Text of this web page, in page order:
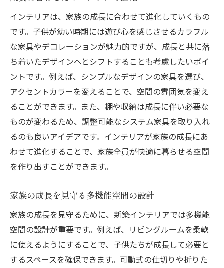
インテリアは、家族の成長に合わせて進化していくもの
です。子供が幼い時期には遊び心を感じさせるカラフル
な家具やデコレーションが魅力的ですが、成長と共に落
ち着いたデザインへとシフトすることも考慮したいポイ
ントです。例えば、シンプルなデザインの家具を選び、
アクセントカラーを変えることで、空間の雰囲気を変え
ることができます。また、棚や収納は成長に伴い必要な
ものが変わるため、調整可能なシステム家具を取り入れ
るのも良いアイデアです。インテリアが家族の成長にあ
わせて進化することで、家族全員が快適に暮らせる空間
を作り出すことができます。
家族の成長を見守る多機能空間の設計
家族の成長を見守るために、新築インテリアでは多機能
空間の設計が重要です。例えば、リビングルームを柔軟
に使えるようにすることで、子供たちが成長して必要と
するスペースを確保できます。可動式の仕切りや折りた